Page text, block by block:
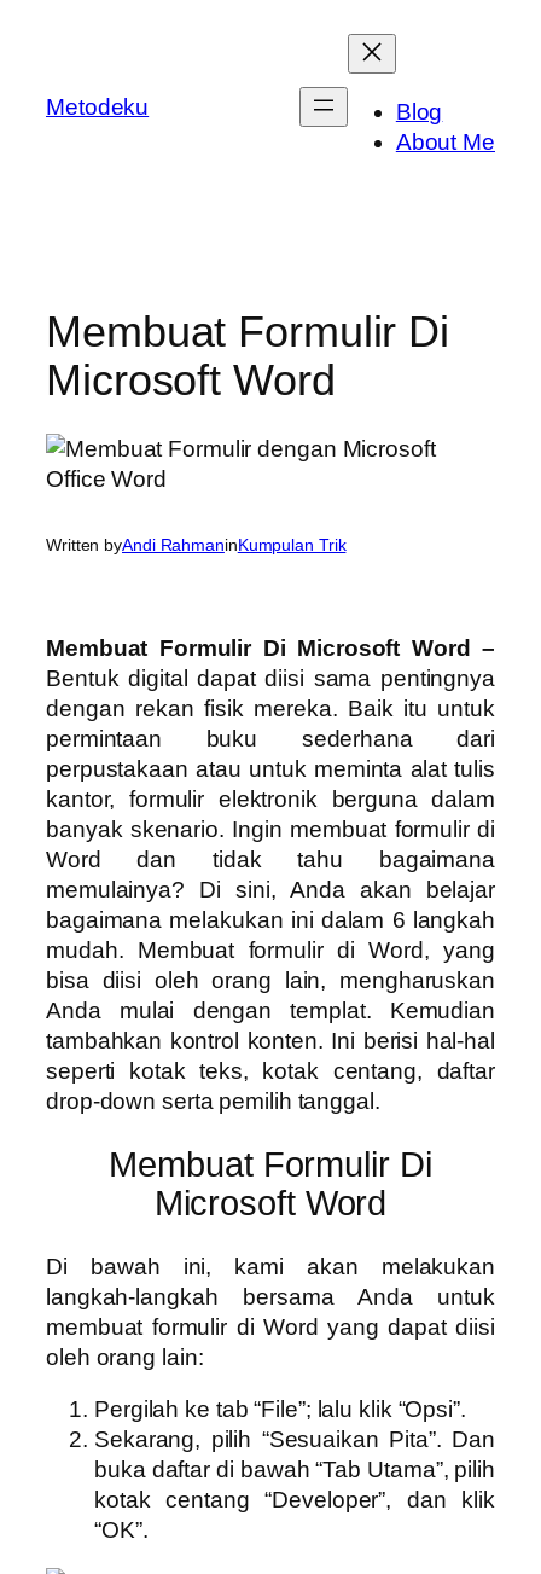
Metodeku
Blog
About Me
Membuat Formulir Di
Microsoft Word
Written byAndi RahmaninKumpulan Trik
Membuat Formulir Di Microsoft Word –
Bentuk digital dapat diisi sama pentingnya
dengan rekan fisik mereka. Baik itu untuk
permintaan buku sederhana dari
perpustakaan atau untuk meminta alat tulis
kantor, formulir elektronik berguna dalam
banyak skenario. Ingin membuat formulir di
Word dan tidak tahu bagaimana
memulainya? Di sini, Anda akan belajar
bagaimana melakukan ini dalam 6 langkah
mudah. Membuat formulir di Word, yang
bisa diisi oleh orang lain, mengharuskan
Anda mulai dengan templat. Kemudian
tambahkan kontrol konten. Ini berisi hal-hal
seperti kotak teks, kotak centang, daftar
drop-down serta pemilih tanggal.
Membuat Formulir Di
Microsoft Word
Di bawah ini, kami akan melakukan
langkah-langkah bersama Anda untuk
membuat formulir di Word yang dapat diisi
oleh orang lain:
Pergilah ke tab “File”; lalu klik “Opsi”.
Sekarang, pilih “Sesuaikan Pita”. Dan
buka daftar di bawah “Tab Utama”, pilih
kotak centang “Developer”, dan klik
“OK”.